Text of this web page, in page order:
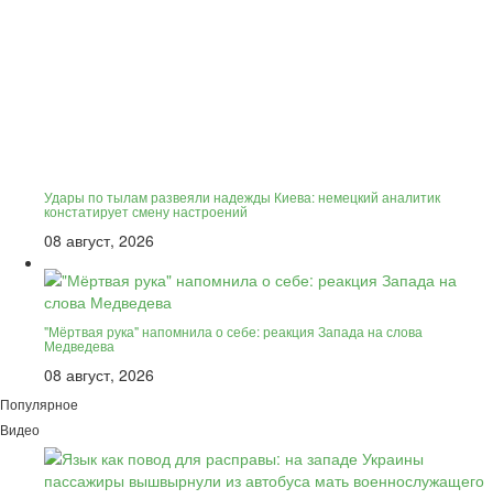
Удары по тылам развеяли надежды Киева: немецкий аналитик
констатирует смену настроений
08 август, 2026
"Мёртвая рука" напомнила о себе: реакция Запада на слова
Медведева
08 август, 2026
Популярное
Видео